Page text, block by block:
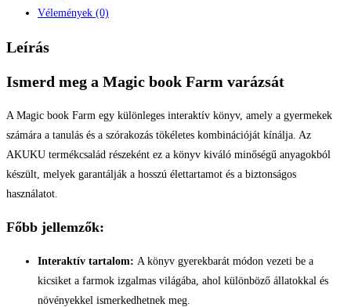
Vélemények (0)
Leírás
Ismerd meg a Magic book Farm varázsát
A Magic book Farm egy különleges interaktív könyv, amely a gyermekek
számára a tanulás és a szórakozás tökéletes kombinációját kínálja. Az
AKUKU termékcsalád részeként ez a könyv kiváló minőségű anyagokból
készült, melyek garantálják a hosszú élettartamot és a biztonságos
használatot.
Főbb jellemzők:
Interaktív tartalom: A könyv gyerekbarát módon vezeti be a
kicsiket a farmok izgalmas világába, ahol különböző állatokkal és
növényekkel ismerkedhetnek meg.